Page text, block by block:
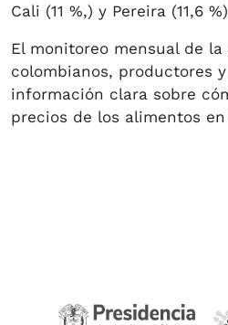
Cali (11 %,) y Pereira (11,6
El monitoreo mensual de la
colombianos, productores
información clara sobre
precios de los alimentos